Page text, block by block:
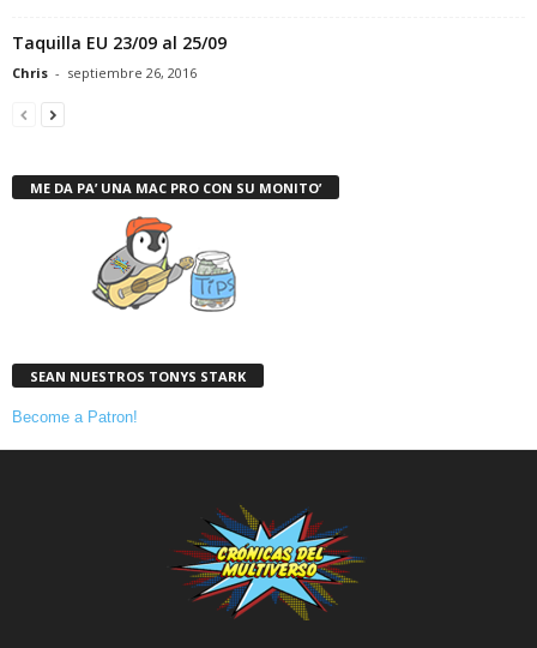
Taquilla EU 23/09 al 25/09
Chris - septiembre 26, 2016
ME DA PA’ UNA MAC PRO CON SU MONITO’
SEAN NUESTROS TONYS STARK
Become a Patron!